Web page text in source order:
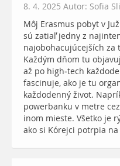
8. 4. 2025 Autor: Sofia
Môj Erasmus pobyt v
sú zatiaľ jedny z
najobohacujúcejších za
Každým dňom tu
až po high-tech
fascinuje, ako je tu
každodenný život.
powerbanku v metre
inom mieste. Všetko je
ako si Kórejci potrpia